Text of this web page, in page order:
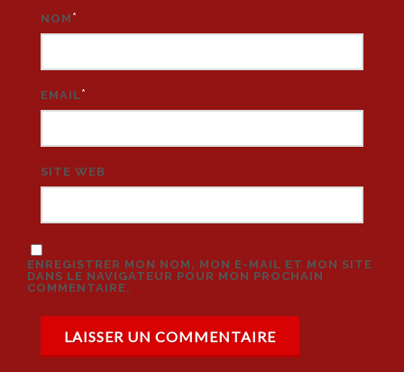
NOM *
EMAIL*
SITE WEB
ENREGISTRER MON NOM, MON E-MAIL ET MON SITE
DANS LE NAVIGATEUR POUR MON PROCHAIN
COMMENTAIRE.